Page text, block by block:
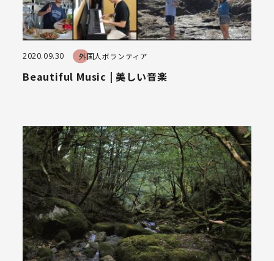
2020.09.30 外国人ボランティア
Beautiful Music | 美しい音楽